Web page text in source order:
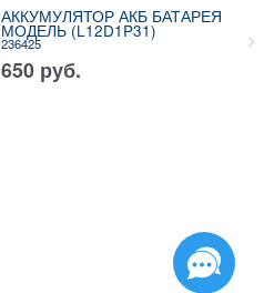
АККУМУЛЯТОР АКБ БАТАРЕЯ
МОДЕЛЬ (L12D1P31)
236425
650 руб.